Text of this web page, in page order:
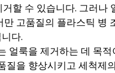
할 수 있습니다. 그러나
고품질의 플라스틱 병
다.
얼룩을 제거하는 데 목
을 향상시키고 세척제